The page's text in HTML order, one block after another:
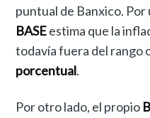
puntual de Banxico. Por
BASEestima que la
todavía fuera del rango
porcentual.
Por otro lado, el propio